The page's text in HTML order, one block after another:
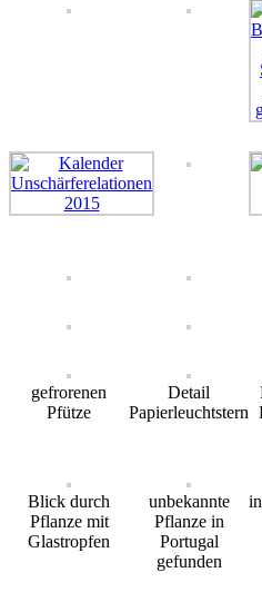
gefrorenen
Pfütze
Detail
Papierleuchtstern
Blick durch
Pflanze mit
Glastropfen
unbekannte
Pflanze in
Portugal
gefunden